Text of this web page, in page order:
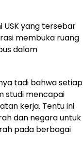
USK yang tersebar
membuka ruang
dalam
tadi bahwa setiap
studi mencapai
kerja. Tentu ini
dan negara untuk
pada berbagai